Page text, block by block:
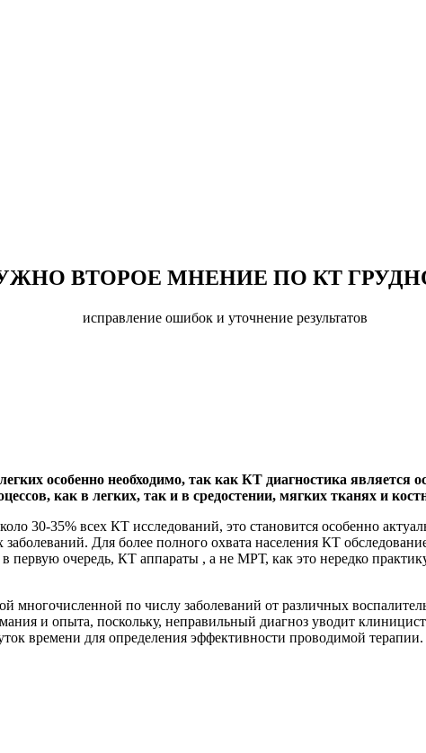
ВТОРОЕ МНЕНИЕ ПО КТ
исправление ошибок и уточнение результатов
особенно необходимо, так как КТ диагностика
как в легких, так и в средостении, мягких тканях и
30-35% всех КТ исследований, это становится особенно
Для более полного охвата населения КТ
очередь, КТ аппараты , а не МРТ, как это нередко
многочисленной по числу заболеваний от различных
и опыта, поскольку, неправильный диагноз уводит
времени для определения эффективности проводимой